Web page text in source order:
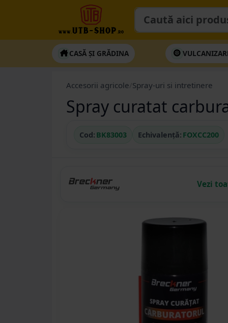
CASĂ ȘI GRĂDINA
Accesorii agricole Spray-uri si intretinere
Spray curatat
Cod: BK83003 Echivalență: FOXCC200
Vezi